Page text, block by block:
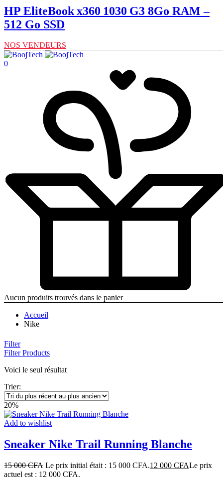
HP EliteBook x360 1030 G3 8Go RAM –
512 Go SSD
NOS VENDEURS
0
Aucun produits trouvés dans le panier
Accueil
Nike
Filter
Filter Products
Voici le seul résultat
Trier:
20%
Add to wishlist
Sneaker Nike Trail Running Blanche
15 000CFA Le prix initial était : 15 000 CFA.12 000 CFALe prix
actuel est : 12 000 CFA.